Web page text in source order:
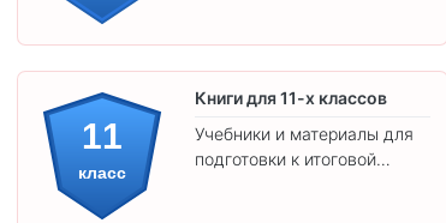
11
класс
Книги для 11-х классов
Учебники и материалы для
подготовки к итоговой